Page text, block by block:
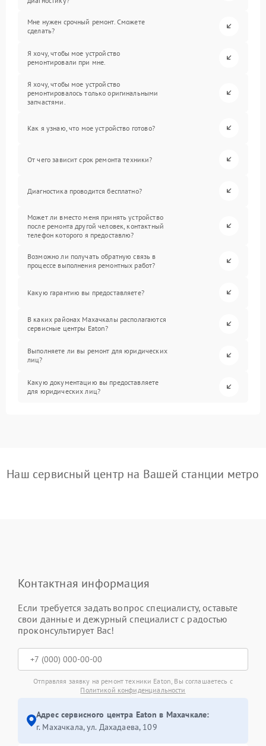
Мне нужен срочный ремонт. Сможете
сделать?
Я хочу, чтобы мое устройство
ремонтировали при мне.
Я хочу, чтобы мое устройство
ремонтировалось только оригинальными
запчастями.
Как я узнаю, что мое устройство готово?
От чего зависит срок ремонта техники?
Диагностика проводится бесплатно?
Может ли вместо меня принять устройство
после ремонта другой человек, контактный
телефон которого я предоставлю?
Возможно ли получать обратную связь в
процессе выполнения ремонтных работ?
Какую гарантию вы предоставляете?
В каких районах Махачкалы располагаются
сервисные центры Eaton?
Выполняете ли вы ремонт для юридических
лиц?
Какую документацию вы предоставляете
для юридических лиц?
Наш сервисный центр на Вашей станции метро
Контактная информация
Если требуется задать вопрос специалисту, оставьте
свои данные и дежурный специалист с радостью
проконсультирует Вас!
Отправляя заявку на ремонт техники Eaton, Вы соглашаетесь с
Политикой конфиденциальности
Адрес сервисного центра Eaton в Махачкале:
г. Махачкала, ул. Дахадаева, 109